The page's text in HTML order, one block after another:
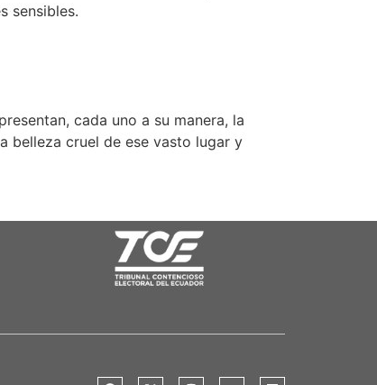
sensibles.
cada uno a su manera, la
belleza cruel de ese vasto lugar y